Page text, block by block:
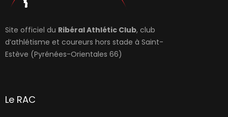
Site officiel du Ribéral Athlétic Club, club
d’athlétisme et coureurs hors stade à Saint-
Estève (Pyrénées-Orientales 66)
Le RAC